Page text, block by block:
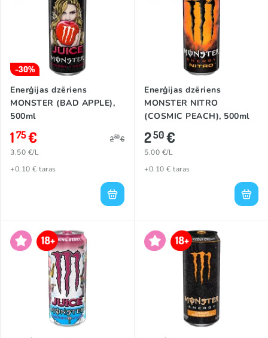
-30%
Enerģijas dzēriens
MONSTER (BAD APPLE),
500ml
175€ 250€
3.50 €/L
+0.10 € taras
Enerģijas dzēriens
MONSTER NITRO
(COSMIC PEACH), 500ml
250€
5.00 €/L
+0.10 € taras